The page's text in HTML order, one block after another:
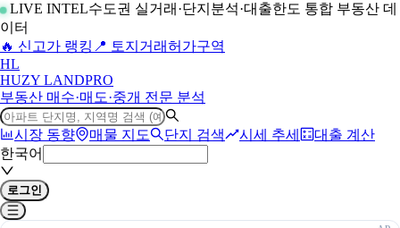
LIVE INTEL수도권 실거래·단지분석·대출한도 통합 부동산 데
이터
🔥 신고가 랭킹 📍 토지거래허가구역
HL
HUZY LANDPRO
부동산 매수·매도·중개 전문 분석
시장 동향 매물 지도 단지 검색 시세 추세
대출 계산
한국어
로그인